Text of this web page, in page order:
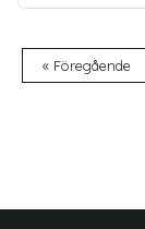
« Föregående